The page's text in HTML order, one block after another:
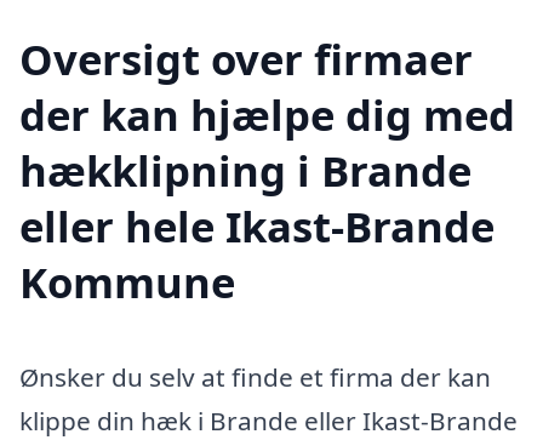
Oversigt over firmaer
der kan hjælpe dig med
hækklipning i Brande
eller hele Ikast-Brande
Kommune
Ønsker du selv at finde et firma der kan
klippe din hæk i Brande eller Ikast-Brande